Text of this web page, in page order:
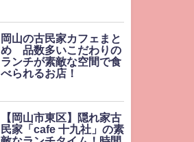
岡山の古民家カフェまと
め 品数多いこだわりの
ランチが素敵な空間で食
べられるお店！
【岡山市東区】隠れ家古
民家「cafe 十九社」の素